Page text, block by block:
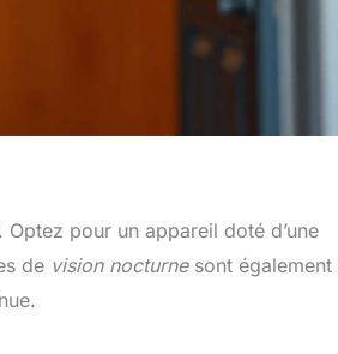
pour un appareil doté d’une
de vision nocturnesont également